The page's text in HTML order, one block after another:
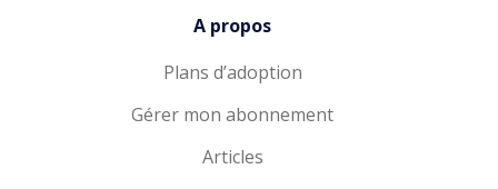
A propos
Plans d’adoption
Gérer mon abonnement
Articles